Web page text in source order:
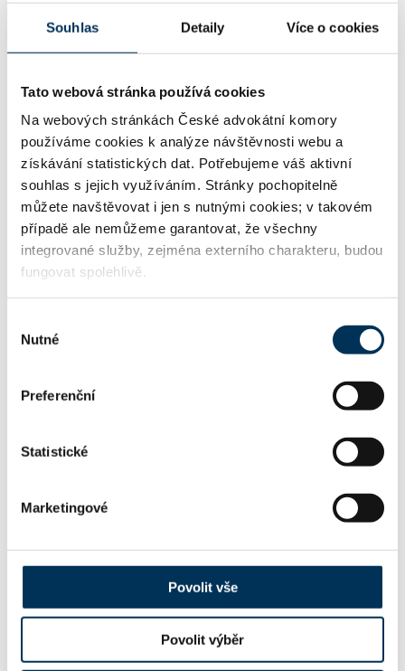
Souhlas Detaily Více o cookies
Tato webová stránka používá cookies
Na webových stránkách České advokátní komory
používáme cookies k analýze návštěvnosti webu a
získávání statistických dat. Potřebujeme váš aktivní
souhlas s jejich využíváním. Stránky pochopitelně
můžete navštěvovat i jen s nutnými cookies; v takovém
případě ale nemůžeme garantovat, že všechny
integrované služby, zejména externího charakteru, budou
fungovat spolehlivě.
souhlasu
Nutné
Preferenční
Statistické
Marketingové
Povolit vše
Povolit výběr
spolky
16 obchodní právo
17 obchodní společnosti, družstva
TRVALE SPOLUPRACUJE S FIRMOU
HAVEL & PARTNERS s.r.o., advokátní kancelář
Telefon: +420255000111